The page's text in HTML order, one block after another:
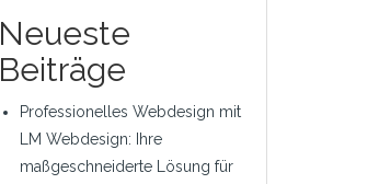
Neueste
Beiträge
Professionelles Webdesign mit
LM Webdesign: Ihre
maßgeschneiderte Lösung für